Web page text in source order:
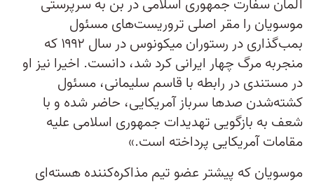
آلمان سفارت جمهوری اسلامی در بن به سرپرستی
موسویان را مقر اصلی تروریست‌های مسئول
بمب‌گذاری در رستوران میکونوس در سال ۱۹۹۲ که
منجربه مرگ چهار ایرانی کرد شد، دانست. اخیرا نیز او
در مستندی در رابطه با قاسم سلیمانی، مسئول
کشته‌شدن صد‌ها سرباز آمریکایی، حاضر شده و با
شعف به بازگویی تهدیدات جمهوری اسلامی علیه
مقامات آمریکایی پرداخته است.»
موسویان که پیشتر عضو تیم مذاکره‌کننده هسته‌ای